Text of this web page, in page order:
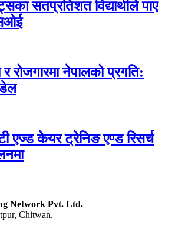
सतप्रतिशत विद्यार्थीले पाए
र रोजगारमा नेपालको प्रगति:
एज्ड केयर ट्रेनिङ एण्ड रिसर्च
Network Pvt. Ltd.
Chitwan.